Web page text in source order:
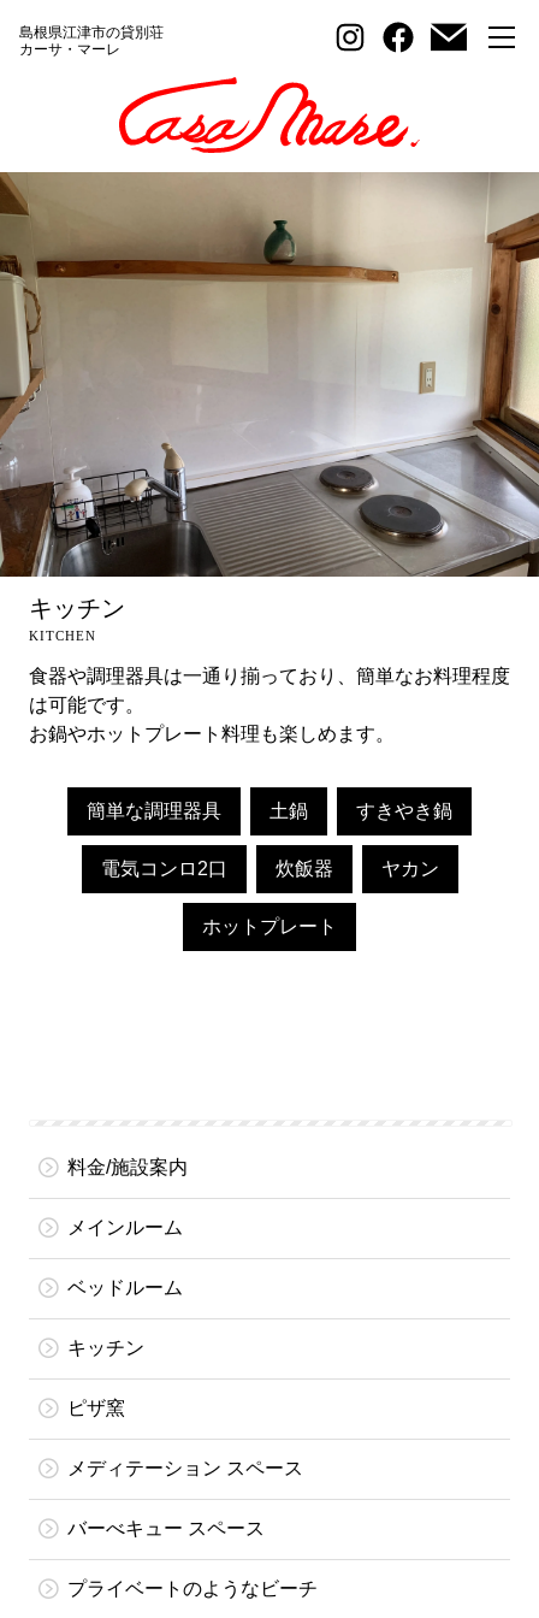
島根県江津市の貸別荘
カーサ・マーレ
Instagram Facebook
キッチン
食器や調理器具は一通り揃っており、簡単なお料理程度
は可能です。
お鍋やホットプレート料理も楽しめます。
簡単な調理器具 土鍋 すきやき鍋
電気コンロ2口 炊飯器 ヤカン
ホットプレート
料金/施設案内
メインルーム
ベッドルーム
キッチン
ピザ窯
メディテーション スペース
バーべキュー スペース
プライベートのようなビーチ